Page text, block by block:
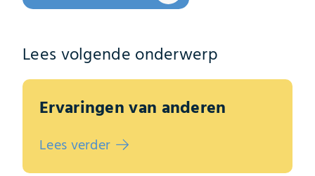
Lees volgende onderwerp
Ervaringen van anderen
Lees verder